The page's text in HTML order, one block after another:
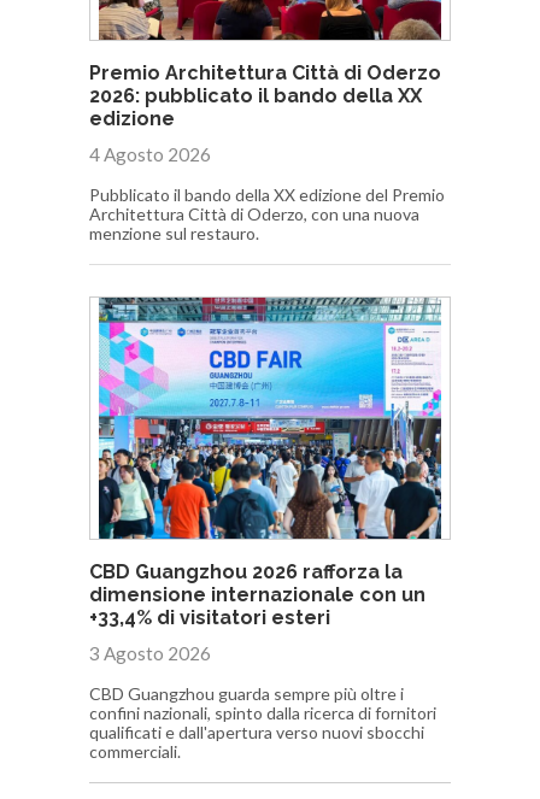
Premio Architettura Città di Oderzo
2026: pubblicato il bando della XX
edizione
4 Agosto 2026
Pubblicato il bando della XX edizione del Premio
Architettura Città di Oderzo, con una nuova
menzione sul restauro.
CBD Guangzhou 2026 rafforza la
dimensione internazionale con un
+33,4% di visitatori esteri
3 Agosto 2026
CBD Guangzhou guarda sempre più oltre i
confini nazionali, spinto dalla ricerca di fornitori
qualificati e dall'apertura verso nuovi sbocchi
commerciali.